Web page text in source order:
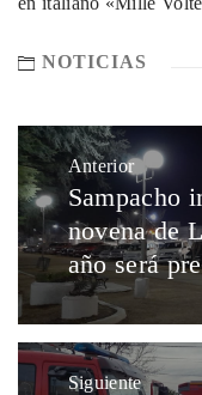
NOTICIAS
Anterior
Sampacho
novena de
año será
Siguiente